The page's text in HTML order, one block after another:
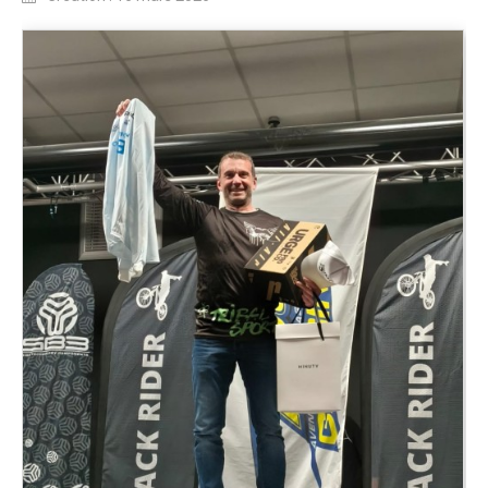
Partenaires
Règlement
Retour sur l'Enduro 2016
Edition 2016
Blog 2016
Bilan de l'Enduro 2016
Résultats
Photos & Vidéos
Liste des inscrits
Programme de la journée
Partenaires
Règlement
Edition 2015